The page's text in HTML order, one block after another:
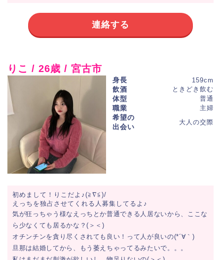
連絡する
りこ / 26歳 / 宮古市
身長 159cm
飲酒 ときどき飲む
体型 普通
職業 主婦
希望の
出会い
大人の交際
初めまして！りこだよ♪(≧∇≦)/
えっちを独占させてくれる人募集してるよ♪
気が狂っちゃう様なえっちとか普通できる人居ないから、ここな
ら少なくても居るかな？(＞＜)
オチンチンを貪り尽くされても良い！って人が良いの(*´∀｀)
旦那は結婚してから、もう萎えちゃってるみたいで。。。